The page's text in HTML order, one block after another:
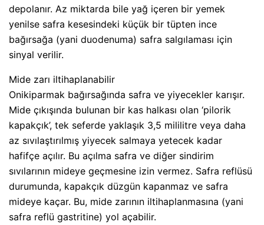
depolanır. Az miktarda bile yağ içeren bir yemek
yenilse safra kesesindeki küçük bir tüpten ince
bağırsağa (yani duodenuma) safra salgılaması için
sinyal verilir.
Mide zarı iltihaplanabilir
Onikiparmak bağırsağında safra ve yiyecekler karışır.
Mide çıkışında bulunan bir kas halkası olan ‘pilorik
kapakçık’, tek seferde yaklaşık 3,5 mililitre veya daha
az sıvılaştırılmış yiyecek salmaya yetecek kadar
hafifçe açılır. Bu açılma safra ve diğer sindirim
sıvılarının mideye geçmesine izin vermez. Safra reflüsü
durumunda, kapakçık düzgün kapanmaz ve safra
mideye kaçar. Bu, mide zarının iltihaplanmasına (yani
safra reflü gastritine) yol açabilir.